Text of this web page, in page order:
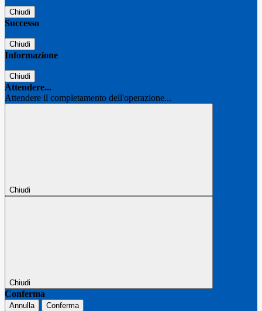
Chiudi
Successo
Chiudi
Informazione
Chiudi
Attendere...
Attendere il completamento dell'operazione...
Chiudi
Chiudi
Conferma
Annulla Conferma